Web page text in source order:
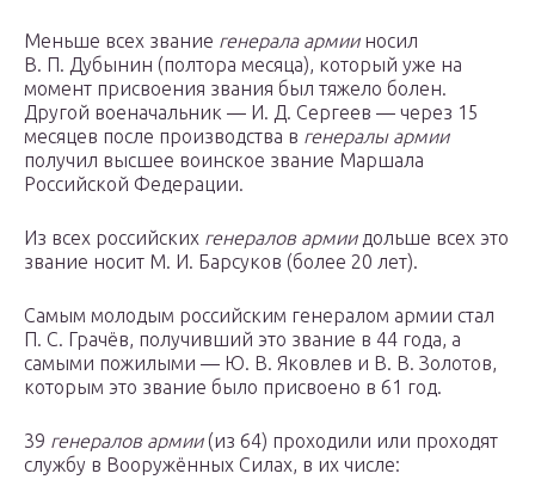
Меньше всех звание генерала армииносил
В. П. Дубынин (полтора месяца), который уже на
момент присвоения звания был тяжело болен.
Другой военачальник — И. Д. Сергеев — через 15
месяцев после производства в генералы армии
получил высшее воинское звание Маршала
Российской Федерации.
Из всех российских генералов армиидольше всех это
звание носит М. И. Барсуков (более 20 лет).
Самым молодым российским генералом армии стал
П. С. Грачёв, получивший это звание в 44 года, а
самыми пожилыми — Ю. В. Яковлев и В. В. Золотов,
которым это звание было присвоено в 61 год.
39 генералов армии(из 64) проходили или проходят
службу в Вооружённых Силах, в их числе: